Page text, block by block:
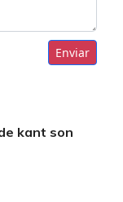
Enviar
kant son